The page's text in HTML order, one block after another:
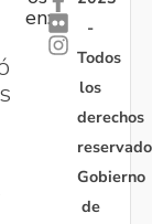
en:
-
Todos
los
derechos
Gobierno
de